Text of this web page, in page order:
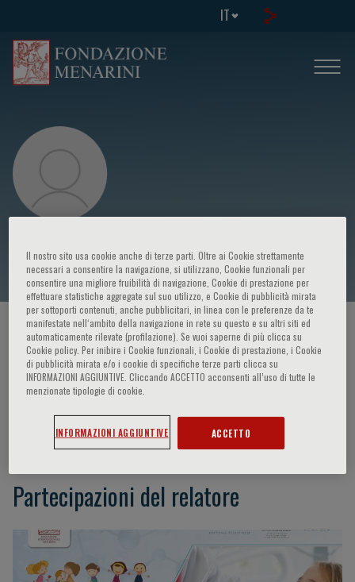
IT
Patricio Varela
HOME PAGE / CORSI ED EVENTI / RELATORE
Patricio Varela
Partecipazioni del relatore
Il nostro sito usa cookie anche di terze parti. Oltre ai Cookie strettamente
necessari a consentire la navigazione, si utilizzano, Cookie funzionali per
consentire una migliore fruibilità di navigazione, Cookie di prestazione per
effettuare statistiche aggregate sul suo utilizzo, e Cookie di pubblicità mirata
per sottoporti contenuti, anche pubblicitari, in linea con le preferenze da te
manifestate nell‘ambito della navigazione in rete su questo e su altri siti ed
automaticamente rilevate (profilazione). Se vuoi saperne di più clicca su
Cookie policy. Per inibire i Cookie funzionali, i Cookie di prestazione, i Cookie
di pubblicità mirata e/o i cookie di specifiche terze parti clicca su
INFORMAZIONI AGGIUNTIVE. Cliccando ACCETTO acconsenti all’uso di tutte le
menzionate tipologie di cookie.
INFORMAZIONI AGGIUNTIVE ACCETTO